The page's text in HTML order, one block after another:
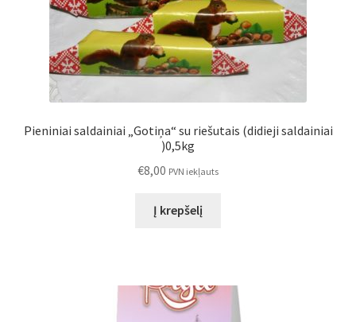
Pieniniai saldainiai „Gotiņa“ su riešutais (didieji saldainiai
)0,5kg
€8,00 PVN iekļauts
Į krepšelį